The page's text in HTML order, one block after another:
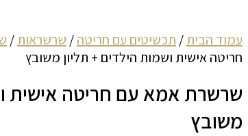
עמוד הבית/ תכשיטים עם חריטה/ שרשראות/
חריטה אישית ושמות הילדים + תליון משובץ
שרשרת אמא עם חריטה אישית
משובץ